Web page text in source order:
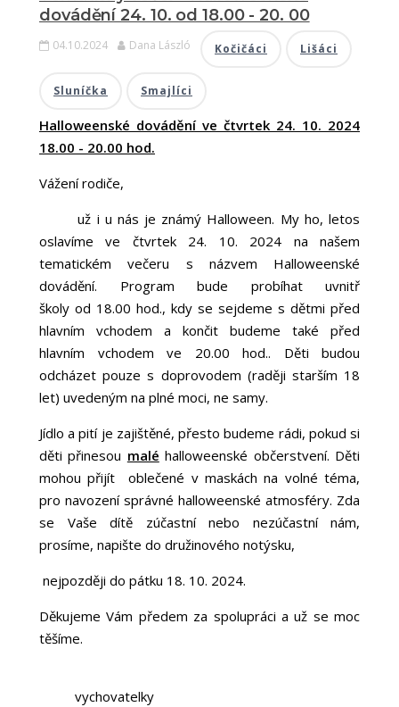
dovádění 24. 10. od 18.00 - 20. 00
04.10.2024 Dana László Kočičáci Lišáci
Sluníčka Smajlíci
Halloweenské dovádění ve čtvrtek 24. 10. 2024
18.00 - 20.00 hod.
Vážení rodiče,
už i u nás je známý Halloween. My ho, letos
oslavíme ve čtvrtek 24. 10. 2024 na našem
tematickém večeru s názvem Halloweenské
dovádění. Program bude probíhat uvnitř
školy od 18.00 hod., kdy se sejdeme s dětmi před
hlavním vchodem a končit budeme také před
hlavním vchodem ve 20.00 hod.. Děti budou
odcházet pouze s doprovodem (raději starším 18
let) uvedeným na plné moci, ne samy.
Jídlo a pití je zajištěné, přesto budeme rádi, pokud si
děti přinesou malé halloweenské občerstvení. Děti
mohou přijít oblečené v maskách na volné téma,
pro navození správné halloweenské atmosféry. Zda
se Vaše dítě zúčastní nebo nezúčastní nám,
prosíme, napište do družinového notýsku,
nejpozději do pátku 18. 10. 2024.
Děkujeme Vám předem za spolupráci a už se moc
těšíme.
vychovatelky